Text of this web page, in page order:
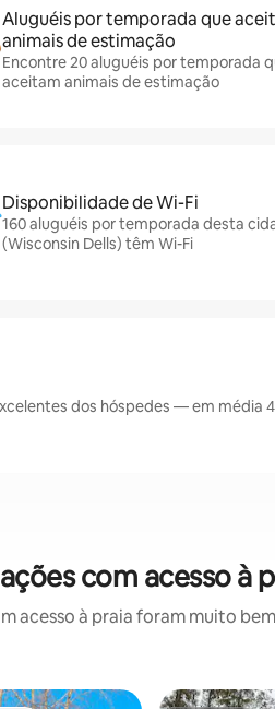
Aluguéis por temporada que
animais de estimação
Encontre 20 aluguéis por temporada
aceitam animais de estimação
Disponibilidade de Wi-Fi
160 aluguéis por temporada desta
(Wisconsin Dells) têm Wi-Fi
dos hóspedes — em média
com acesso à
acesso à praia foram muito